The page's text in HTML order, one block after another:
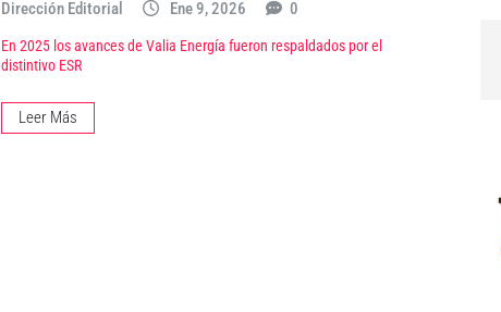
Dirección Editorial Ene 9, 2026 0
En 2025 los avances de Valia Energía fueron respaldados por el
distintivo ESR
Leer Más